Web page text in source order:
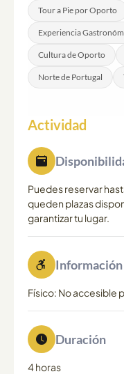
Tour a Pie por Oporto
Experiencia
Cultura de Oporto
Norte de Portugal
Actividad
Puedes reservar
queden plazas
garantizar tu lugar.
Físico: No accesible
Duración
4 horas